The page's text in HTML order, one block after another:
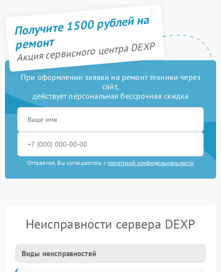
Получите 1500 рублей на
ремонт
Акция сервисного центра DEXP
При оформлении заявки на ремонт техники через
сайт,
действует персональная бессрочная скидка
Отправляя, Вы соглашаетесь с политикой конфиденциальности
Неисправности сервера DEXP
Виды неисправностей